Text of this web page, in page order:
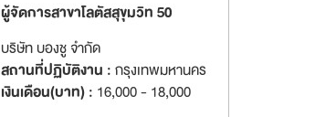
ผู้จัดการสาขาโลตัสสุขุมวิท 50
บริษัท บองชู จำกัด
สถานที่ปฏิบัติงาน :กรุงเทพมหานคร
เงินเดือน(บาท) : 16,000 - 18,000